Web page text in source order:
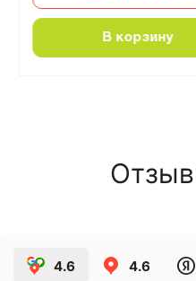
В корзину
4.6 4.6